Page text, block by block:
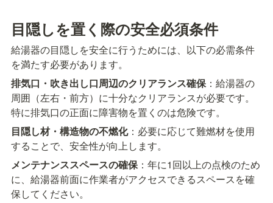
目隠しを置く際の安全必須条件
給湯器の目隠しを安全に行うためには、以下の必需条件
を満たす必要があります。
排気口・吹き出し口周辺のクリアランス確保：給湯器の
周囲（左右・前方）に十分なクリアランスが必要です。
特に排気口の正面に障害物を置くのは危険です。
目隠し材・構造物の不燃化：必要に応じて難燃材を使用
することで、安全性が向上します。
メンテナンススペースの確保：年に1回以上の点検のため
に、給湯器前面に作業者がアクセスできるスペースを確
保してください。